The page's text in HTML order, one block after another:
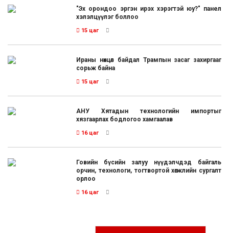
"Эх орондоо эргэн ирэх хэрэгтэй юу?" панел
хэлэлцүүлэг боллоо
15 цаг
Ираны нөхцөл байдал Трампын засаг захиргааг
сорьж байна
15 цаг
АНУ Хятадын технологийн импортыг
хязгаарлах бодлогоо хамгаалав
16 цаг
Говийн бүсийн залуу нүүдэлчдэд байгаль
орчин, технологи, тогтвортой хөгжлийн сургалт
орлоо
16 цаг